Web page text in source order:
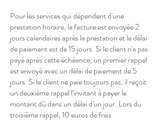
Pour les services qui dépendent d'une
prestation horaire, la facture est envoyée 2
jours calendaires après la prestation et le délai
de paiement est de 15 jours. Si le client n'a pas
payé après cette échéance, un premier rappel
est envoyé avec un délai de paiement de 5
jours. Si le client ne paie toujours pas, il reçoit
un deuxième rappel l'invitant à payer le
montant dû dans un délai d'un jour. Lors du
troisième rappel, 10 euros de frais